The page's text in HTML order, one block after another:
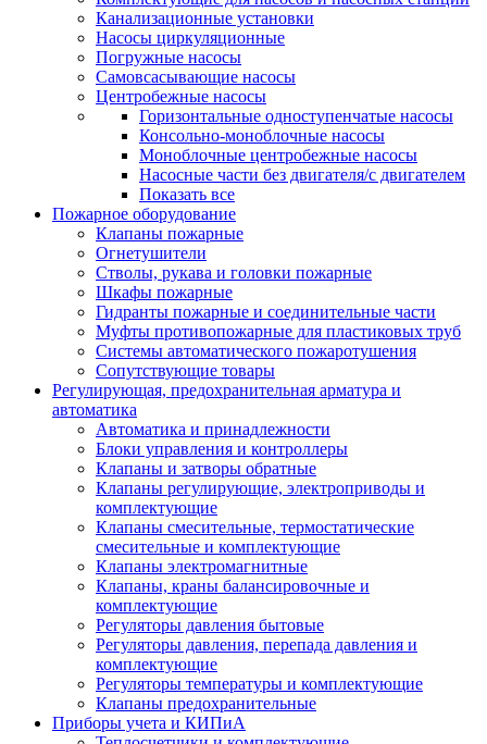
Канализационные установки
Насосы циркуляционные
Погружные насосы
Самовсасывающие насосы
Центробежные насосы
Горизонтальные одноступенчатые насосы
Консольно-моноблочные насосы
Моноблочные центробежные насосы
Насосные части без двигателя/с двигателем
Показать все
Пожарное оборудование
Клапаны пожарные
Огнетушители
Стволы, рукава и головки пожарные
Шкафы пожарные
Гидранты пожарные и соединительные части
Муфты противопожарные для пластиковых труб
Системы автоматического пожаротушения
Сопутствующие товары
Регулирующая, предохранительная арматура и
автоматика
Автоматика и принадлежности
Блоки управления и контроллеры
Клапаны и затворы обратные
Клапаны регулирующие, электроприводы и
комплектующие
Клапаны смесительные, термостатические
смесительные и комплектующие
Клапаны электромагнитные
Клапаны, краны балансировочные и
комплектующие
Регуляторы давления бытовые
Регуляторы давления, перепада давления и
комплектующие
Регуляторы температуры и комплектующие
Клапаны предохранительные
Приборы учета и КИПиА